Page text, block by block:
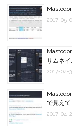
2017-05-
サムネイ
2017-04-
で見えて
2017-04-